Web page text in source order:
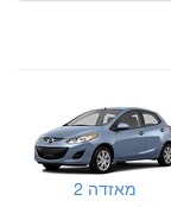
מאזדה 2